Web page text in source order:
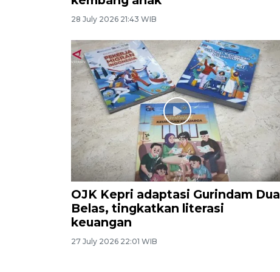
28 July 2026 21:43 WIB
OJK Kepri adaptasi Gurindam Dua
Belas, tingkatkan literasi
keuangan
27 July 2026 22:01 WIB